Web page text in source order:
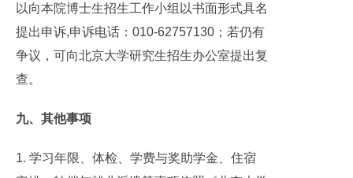
以向本院博士生招生工作小组以书面形式具名
提出申诉,申诉电话：010-62757130；若仍有
争议，可向北京大学研究生招生办公室提出复
查。
九、其他事项
1. 学习年限、体检、学费与奖助学金、住宿